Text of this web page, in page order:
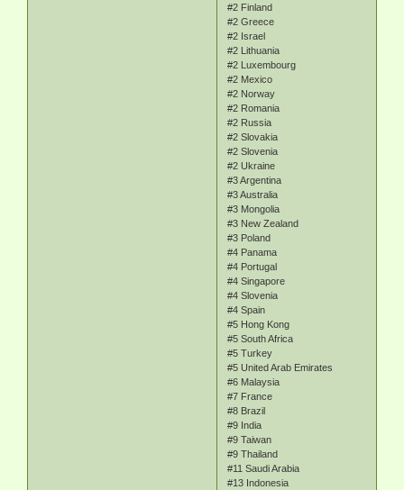
#2 Finland
#2 Greece
#2 Israel
#2 Lithuania
#2 Luxembourg
#2 Mexico
#2 Norway
#2 Romania
#2 Russia
#2 Slovakia
#2 Slovenia
#2 Ukraine
#3 Argentina
#3 Australia
#3 Mongolia
#3 New Zealand
#3 Poland
#4 Panama
#4 Portugal
#4 Singapore
#4 Slovenia
#4 Spain
#5 Hong Kong
#5 South Africa
#5 Turkey
#5 United Arab Emirates
#6 Malaysia
#7 France
#8 Brazil
#9 India
#9 Taiwan
#9 Thailand
#11 Saudi Arabia
#13 Indonesia